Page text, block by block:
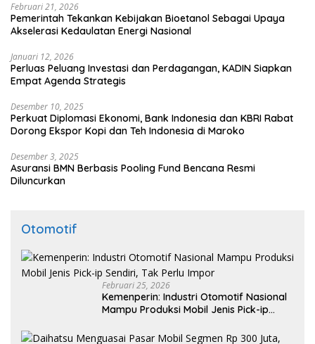
Februari 21, 2026
Pemerintah Tekankan Kebijakan Bioetanol Sebagai Upaya
Akselerasi Kedaulatan Energi Nasional
Januari 12, 2026
Perluas Peluang Investasi dan Perdagangan, KADIN Siapkan
Empat Agenda Strategis
Desember 10, 2025
Perkuat Diplomasi Ekonomi, Bank Indonesia dan KBRI Rabat
Dorong Ekspor Kopi dan Teh Indonesia di Maroko
Desember 3, 2025
Asuransi BMN Berbasis Pooling Fund Bencana Resmi
Diluncurkan
Otomotif
Februari 25, 2026
Kemenperin: Industri Otomotif Nasional
Mampu Produksi Mobil Jenis Pick-ip